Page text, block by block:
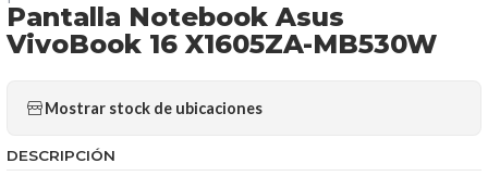
Pantalla Notebook Asus
VivoBook 16 X1605ZA-MB530W
Mostrar stock de ubicaciones
DESCRIPCIÓN